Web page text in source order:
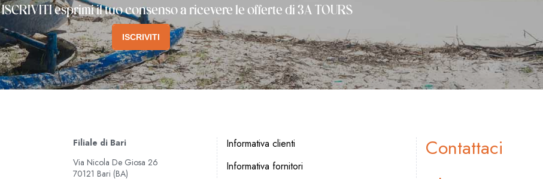
esprimi il tuo consenso a ricevere le offerte di 3A TOURS
ISCRIVITI
Filiale di Bari
Via Nicola De Giosa 26
70121 Bari (BA)
Informativa clienti
Informativa fornitori
Contattaci